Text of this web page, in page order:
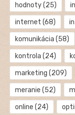
hodnoty(25)
internet (68)
komunikácia (58)
kontrola (24)
marketing (209)
meranie (52)
online (24)